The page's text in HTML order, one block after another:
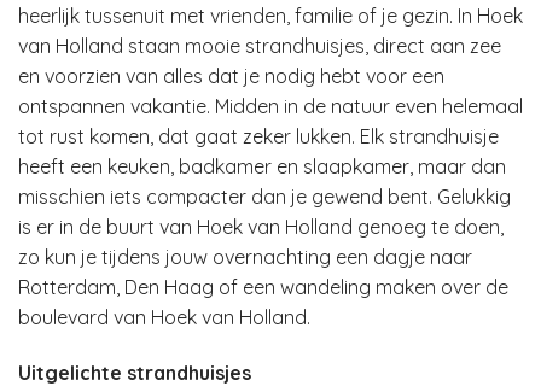
heerlijk tussenuit met vrienden, familie of je gezin. In Hoek
van Holland staan mooie strandhuisjes, direct aan zee
en voorzien van alles dat je nodig hebt voor een
ontspannen vakantie. Midden in de natuur even helemaal
tot rust komen, dat gaat zeker lukken. Elk strandhuisje
heeft een keuken, badkamer en slaapkamer, maar dan
misschien iets compacter dan je gewend bent. Gelukkig
is er in de buurt van Hoek van Holland genoeg te doen,
zo kun je tijdens jouw overnachting een dagje naar
Rotterdam, Den Haag of een wandeling maken over de
boulevard van Hoek van Holland.
Uitgelichte strandhuisjes